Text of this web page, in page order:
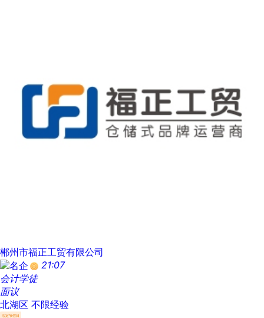
郴州市福正工贸有限公司
21:07
会计学徒
面议
北湖区 不限经验
法定节假日